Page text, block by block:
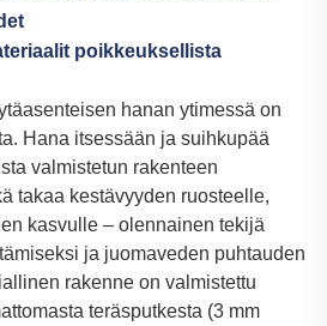
poikkeuksellista
hanan ytimessä on
Hana itsessään ja suihkupää
valmistetun rakenteen
takaa kestävyyden ruosteelle,
kasvulle – olennainen tekijä
ja juomaveden puhtauden
rakenne on valmistettu
teräsputkesta (3 mm